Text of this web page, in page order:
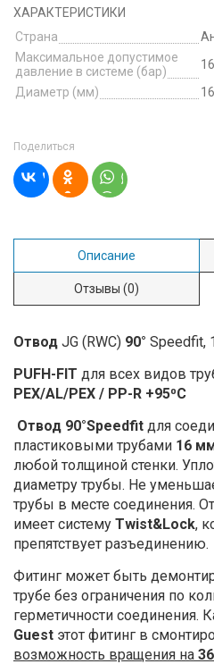
ХАРАКТЕРИСТИКИ
Страна
Максимальное допустимое
давление в системе (бар)
16
Диаметр (мм)
16
Поделиться
Описание
Отзывы (0)
Отвод JG (RWC) 90° Speedfit,
PUFH-FIT для всех видов
PEX/AL/PEX / PP-R +95⁰С
Отвод 90°Speedfit для
пластиковыми трубами 16
любой толщиной стенки.
диаметру трубы. Не
трубы в месте соединения.
имеет систему Twist&Lock,
препятствует разъединению.
Фитинг может быть
трубе без ограничения по
герметичности соединения.
Guest этот фитинг в
возможность вращения на